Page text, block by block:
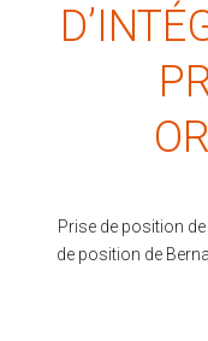
Prise de position
de position de